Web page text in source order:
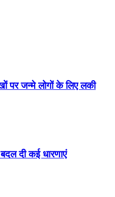
पर जन्मे लोगों के लिए लकी
दी कई धारणाएं